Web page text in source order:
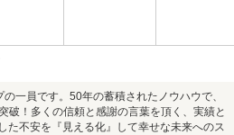
一員です。50年の蓄積されたノウハウで、
！多くの信頼と感謝の言葉を頂く、実績と
た不安を『見える化』して幸せな未来へのス